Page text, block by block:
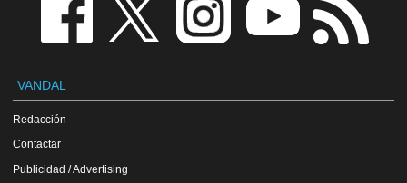
VANDAL
Redacción
Contactar
Publicidad / Advertising